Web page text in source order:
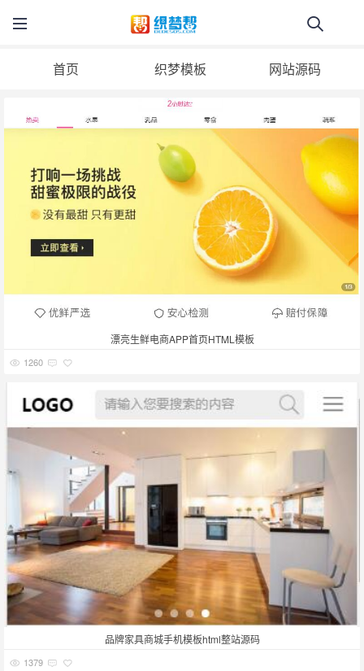
首页 织梦模板 网站源码
漂亮生鲜电商APP首页HTML模板
1260
品牌家具商城手机模板html整站源码
1379